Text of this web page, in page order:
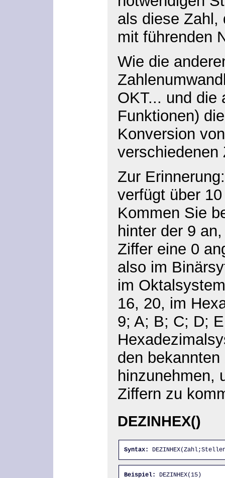
als diese Zahl,
mit führenden
Wie die
OKT... und die
Funktionen)
Konversion
verschiedenen
Zur
verfügt über
Kommen Sie
hinter der 9
Ziffer eine 0
also im
im
16, 20, im
9; A; B; C; D;
den
hinzunehmen,
Ziffern zu
DEZINHEX()
Syntax:
Beispiel: DEZINHEX(15)